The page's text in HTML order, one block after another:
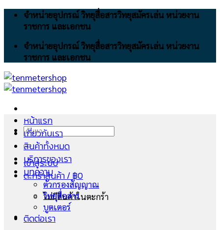
Skip
จำหน่ายอุปกรณ์ วิทยุสื่อสารวิทยุสมัครเล่น หน่วยงาน
ราชการ และเอกชน
จำหน่ายอุปกรณ์ วิทยุสื่อสารวิทยุสมัครเล่น หน่วยงาน
ราชการ และเอกชน
ค้นหา:
เข้าสู่ระบบ
ตะกร้าสินค้า /฿0
ไม่มีสินค้าในตะกร้า
หน้าแรก
เกี่ยวกับเรา
สินค้าทั้งหมด
บริการของเรา
บทความ
ตัวกรองสัญญาณ
วิทยุสื่อสาร
บูตเตอร์
ติดต่อเรา